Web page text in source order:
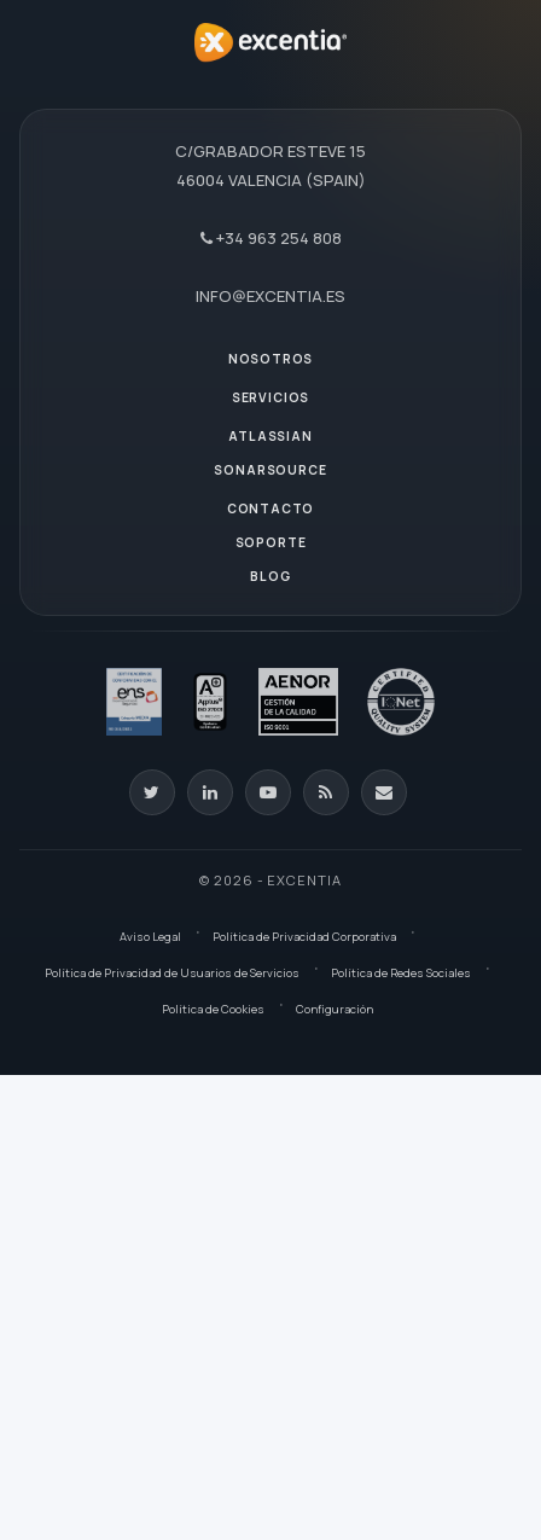
C/GRABADOR ESTEVE 15
46004 VALENCIA (SPAIN)
+34 963 254 808
INFO@EXCENTIA.ES
NOSOTROS
SERVICIOS
ATLASSIAN
SONARSOURCE
CONTACTO
SOPORTE
BLOG
© 2026 - EXCENTIA
Aviso Legal Política de Privacidad Corporativa
Política de Privacidad de Usuarios de Servicios Política de Redes Sociales
Política de Cookies Configuración